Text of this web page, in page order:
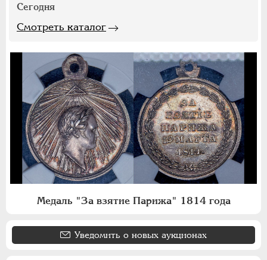
Сегодня
Смотреть каталог
Медаль "За взятие Парижа" 1814 года
Уведомить о новых аукционах